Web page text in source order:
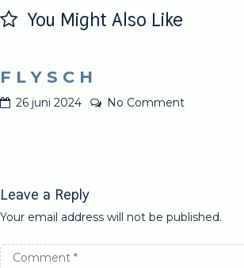
You Might Also Like
F L Y S C H
26 juni 2024 No Comment
Leave a Reply
Your email address will not be published.
Comment